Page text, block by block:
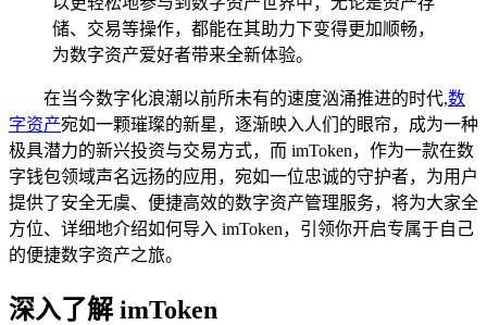
储、交易等操作，都能在其助力下变得更加顺畅，
为数字资产爱好者带来全新体验。
在当今数字化浪潮以前所未有的速度汹涌推进的时代,数
字资产宛如一颗璀璨的新星，逐渐映入人们的眼帘，成为一种
极具潜力的新兴投资与交易方式，而 imToken，作为一款在数
字钱包领域声名远扬的应用，宛如一位忠诚的守护者，为用户
提供了安全无虞、便捷高效的数字资产管理服务，将为大家全
方位、详细地介绍如何导入 imToken，引领你开启专属于自己
的便捷数字资产之旅。
深入了解 imToken